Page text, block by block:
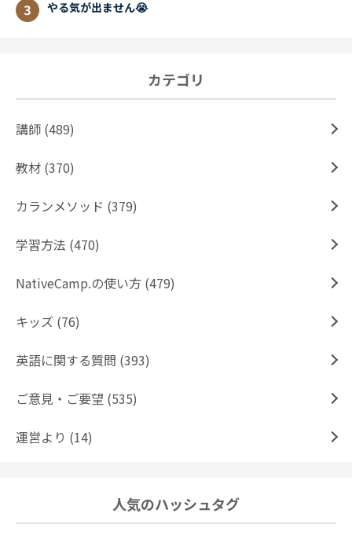
やる気が出ません😭
カテゴリ
講師 (489)
教材 (370)
カランメソッド (379)
学習方法 (470)
NativeCamp.の使い方 (479)
キッズ (76)
英語に関する質問 (393)
ご意見・ご要望 (535)
運営より (14)
人気のハッシュタグ